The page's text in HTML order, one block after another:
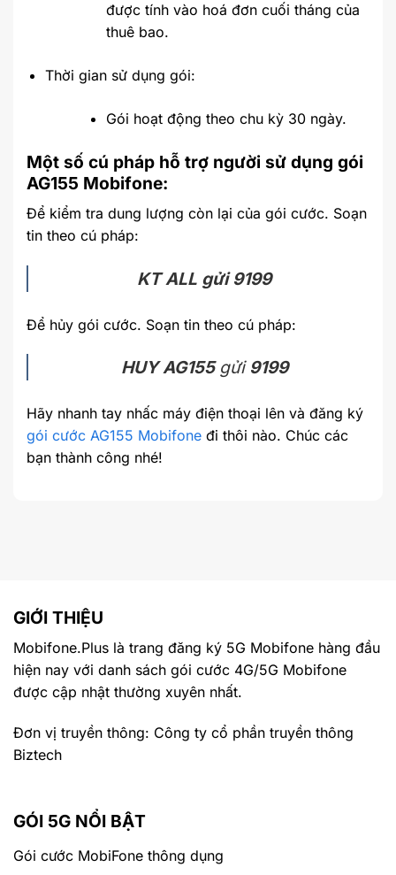
được tính vào hoá đơn cuối tháng của
thuê bao.
Thời gian sử dụng gói:
Gói hoạt động theo chu kỳ 30 ngày.
Một số cú pháp hỗ trợ người sử dụng gói
AG155 Mobifone:
Để kiểm tra dung lượng còn lại của gói cước. Soạn
tin theo cú pháp:
KT ALL gửi 9199
Để hủy gói cước. Soạn tin theo cú pháp:
HUY AG155 gửi 9199
Hãy nhanh tay nhấc máy điện thoại lên và đăng ký
gói cước AG155 Mobifone đi thôi nào. Chúc các
bạn thành công nhé!
GIỚI THIỆU
Mobifone.Plus là trang đăng ký 5G Mobifone hàng đầu
hiện nay với danh sách gói cước 4G/5G Mobifone
được cập nhật thường xuyên nhất.
Đơn vị truyền thông: Công ty cổ phần truyền thông
Biztech
GÓI 5G NỔI BẬT
Gói cước MobiFone thông dụng